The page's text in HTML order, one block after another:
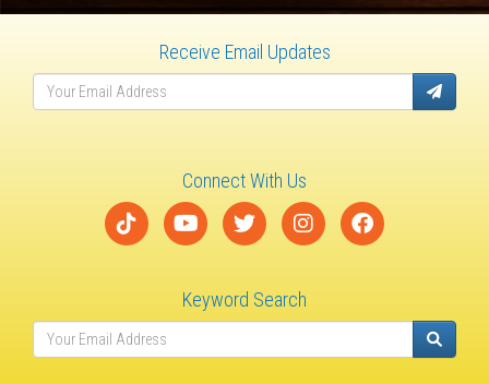
Receive Email Updates
Connect With Us
Keyword Search